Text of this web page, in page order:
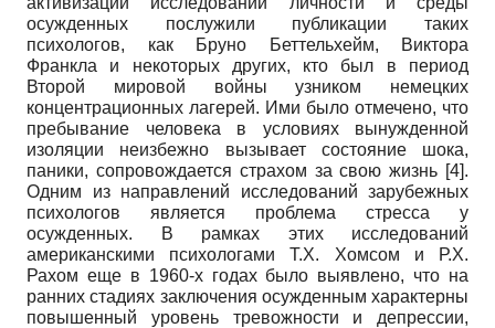
осужденных послужили публикации таких
психологов, как Бруно Беттельхейм, Виктора
Франкла и некоторых других, кто был в период
Второй мировой войны узником немецких
концентрационных лагерей. Ими было отмечено, что
пребывание человека в условиях вынужденной
изоляции неизбежно вызывает состояние шока,
паники, сопровождается страхом за свою жизнь [4].
Одним из направлений исследований зарубежных
психологов является проблема стресса у
осужденных. В рамках этих исследований
американскими психологами Т.Х. Хомсом и Р.Х.
Рахом еще в 1960-х годах было выявлено, что на
ранних стадиях заключения осужденным характерны
повышенный уровень тревожности и депрессии,